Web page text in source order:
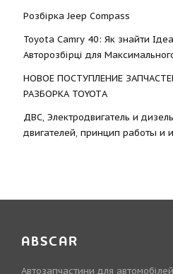
Розбірка Jeep Compass
Toyota Camry 40: Як знайти
Авторозбірці для
НОВОЕ ПОСТУПЛЕНИЕ
РАЗБОРКА TOYOTА
ДВС, Электродвигатель и
двигателей, принцип работы и
ABSCAR
Автозапчастини для автомобілей